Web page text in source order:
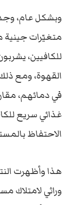
وبشكل عام،
متغيّرات جينية
للكافيين،
القهوة، ومع
في دمائهم،
غذائي سريع
الاحتفاظ
هذا وأظهرت
وراثي لامتلاك